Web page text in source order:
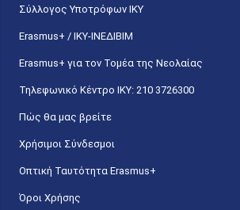
Σύλλογος Υποτρόφων ΙΚΥ
Erasmus+ / ΙΚΥ-ΙΝΕΔΙΒΙΜ
Erasmus+ για τον Τομέα της Νεολαίας
Τηλεφωνικό Κέντρο IKY: 210 3726300
Πώς θα μας βρείτε
Χρήσιμοι Σύνδεσμοι
Οπτική Ταυτότητα Erasmus+
Όροι Χρήσης